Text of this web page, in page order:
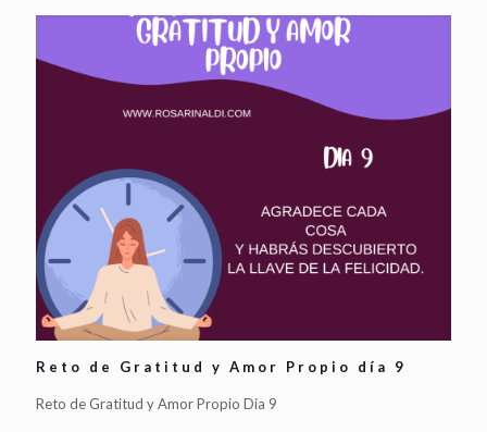
Reto de Gratitud y Amor Propio día 9
Reto de Gratitud y Amor Propio Dia 9